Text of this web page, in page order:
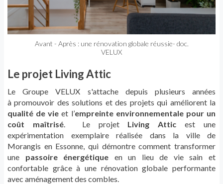
Avant - Après : une rénovation globale réussie- doc.
VELUX
Le projet Living Attic
Le Groupe VELUX s'attache depuis plusieurs
années
à promouvoir des solutions et des projets qui améliorent la
qualité de vie et l’empreinteenvironnementale pour un
coût maîtrisé. Le projet Living Attic
est une
expérimentation
exemplaire réalisée
dans la ville de
Morangis en Essonne, qui démontre comment transformer
une passoire énergétique en un lieu de vie sain et
confortable grâce à une rénovation globale performante
avec aménagement des combles.